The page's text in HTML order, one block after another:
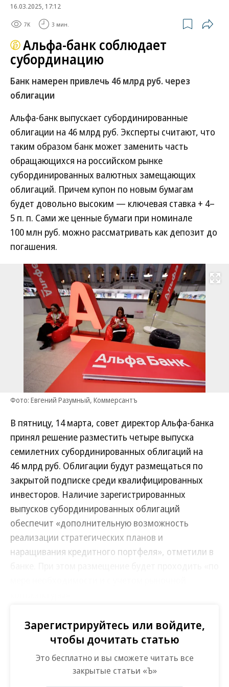
16.03.2025, 17:12
7K 3 мин.
Альфа-банк соблюдает
субординацию
Банк намерен привлечь 46 млрд руб. через
облигации
Альфа-банк выпускает субординированные
облигации на 46 млрд руб. Эксперты считают, что
таким образом банк может заменить часть
обращающихся на российском рынке
субординированных валютных замещающих
облигаций. Причем купон по новым бумагам
будет довольно высоким — ключевая ставка + 4–
5 п. п. Сами же ценные бумаги при номинале
100 млн руб. можно рассматривать как депозит до
погашения.
Развернуть
Фото: Евгений Разумный, Коммерсантъ
В пятницу, 14 марта, совет директор Альфа-банка
принял решение разместить четыре выпуска
семилетних субординированных облигаций на
46 млрд руб. Облигации будут размещаться по
закрытой подписке среди квалифицированных
инвесторов. Наличие зарегистрированных
выпусков субординированных облигаций
обеспечит «дополнительную возможность
реализации стратегических планов и
наращивания кредитного портфеля», отметили в
По данным «Интерфакса», по итогам 2024 года Альфа-
банк занимал четвертое место по активам (11,5 трлн руб.)
в РФ. Собственный капитал на 1 января 2025 года
составлял 0,97 трлн руб. Чистая прибыль по итогам 2024
года достигла 200 млрд руб.
Зарегистрируйтесь или войдите,
чтобы дочитать статью
Это бесплатно и вы сможете читать все
закрытые статьи «Ъ»